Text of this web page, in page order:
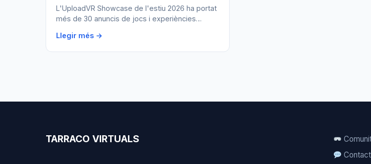
L'UploadVR Showcase de l'estiu 2026 ha portat
més de 30 anuncis de jocs i experiències…
Llegir més →
TARRACO VIRTUALS